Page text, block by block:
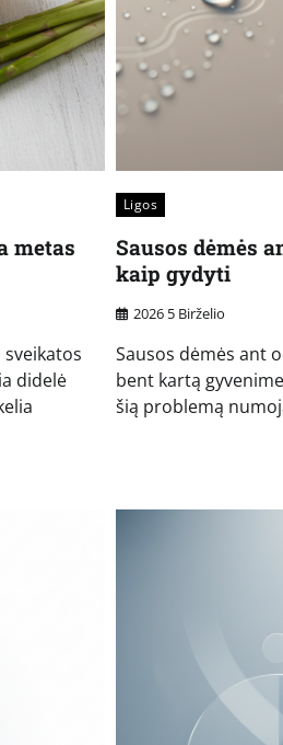
metas
didelė
Ligos
Sausos dėmės
kaip gydyti
2026 5 Birželio
Sausos dėmės ant
bent kartą
šią problemą